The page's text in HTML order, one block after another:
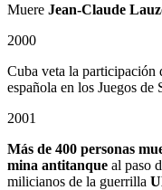
Muere Jean-Claude
2000
Cuba veta la participación
española en los Juegos de
2001
Más de 400 personas
mina antitanque al paso
milicianos de la guerrilla